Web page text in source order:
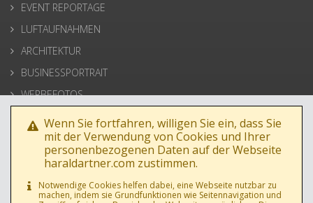
EVENT REPORTAGE
LUFTAUFNAHMEN
ARCHITEKTUR
BUSINESSPORTRAIT
WERBEFOTOS
HOCHZEIT
PRESSE
Wenn Sie fortfahren, willigen Sie ein, dass Sie
mit der Verwendung von Cookies und Ihrer
personenbezogenen Daten auf der Webseite
haraldartner.com zustimmen.
Notwendige Cookies helfen dabei, eine Webseite nutzbar zu
machen, indem sie Grundfunktionen wie Seitennavigation und